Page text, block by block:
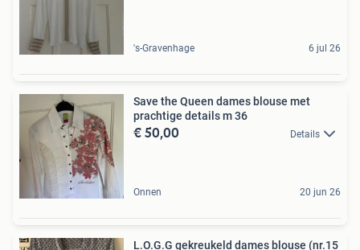
's-Gravenhage 6 jul 26
Save the Queen dames blouse met
prachtige details m 36
€ 50,00 Details
Onnen 20 jun 26
L.O.G.G gekreukeld dames blouse (nr.15